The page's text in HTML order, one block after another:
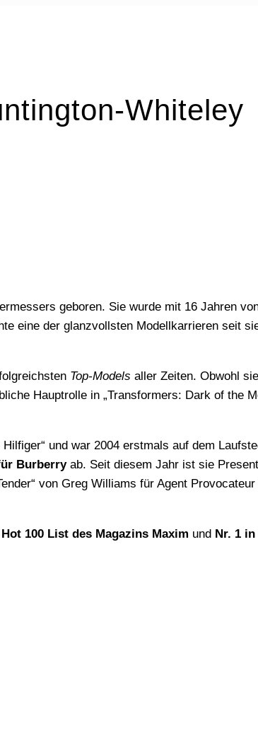
Whiteley
eine der glanzvollsten Modellkarrieren seit
Top-Models aller Zeiten. Obwohl
Hauptrolle in „Transformers: Dark of the
Burberryab. Seit diesem Jahr ist sie
von Greg Williams für Agent
100 List des Magazins Maxim und Nr. 1